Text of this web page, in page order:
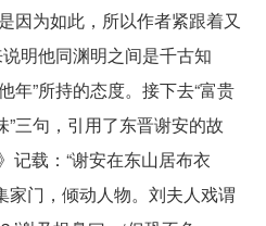
因为如此，所以作者紧跟着又
明他同渊明之间是千古知
年”所持的态度。接下去“富贵
三句，引用了东晋谢安的故
记载：“谢安在东山居布衣
家门，倾动人物。刘夫人戏谓